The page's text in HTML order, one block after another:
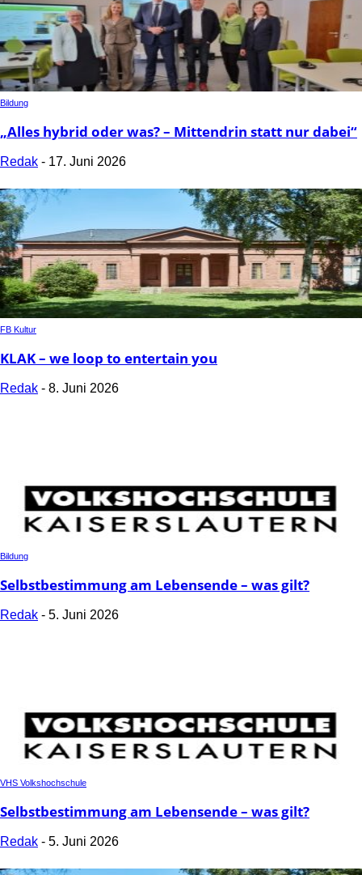
Bildung
„Alles hybrid oder was? – Mittendrin statt nur dabei“
Redak - 17. Juni 2026
FB Kultur
KLAK – we loop to entertain you
Redak - 8. Juni 2026
Bildung
Selbstbestimmung am Lebensende – was gilt?
Redak - 5. Juni 2026
VHS Volkshochschule
Selbstbestimmung am Lebensende – was gilt?
Redak - 5. Juni 2026